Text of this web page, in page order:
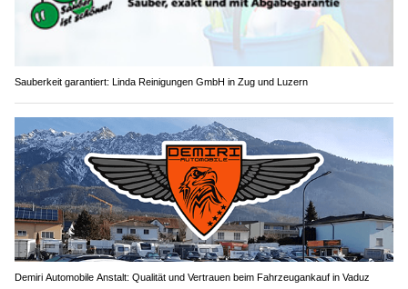
Sauberkeit garantiert: Linda Reinigungen GmbH in Zug und Luzern
Demiri Automobile Anstalt: Qualität und Vertrauen beim Fahrzeugankauf in Vaduz